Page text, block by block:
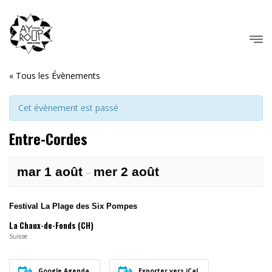
« Tous les Évènements
Cet évènement est passé
Entre-Cordes
mar 1 août – mer 2 août
Festival La Plage des Six Pompes
La Chaux-de-Fonds (CH)
Suisse